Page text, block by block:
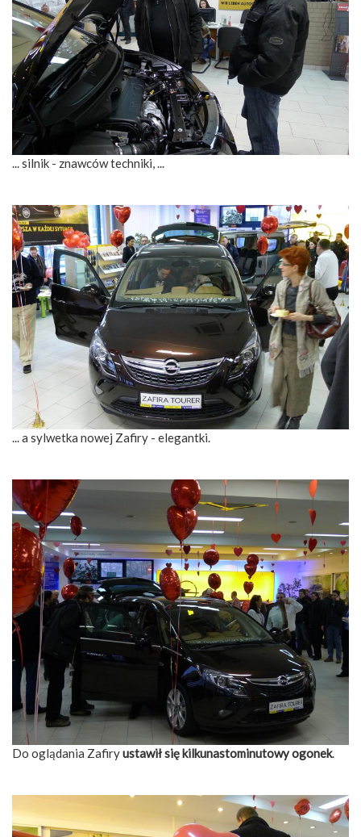
... silnik - znawców techniki, ...
... a sylwetka nowej Zafiry - elegantki.
Do oglądania Zafiryustawił się kilkunastominutowy ogonek.